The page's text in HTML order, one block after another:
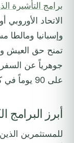
برامج التأشيرة
الاتحاد
وإسبانيا ومالطا
تمنح حق العيش
جوهرياً عن السفر
على 90 يوماً في كل 180 يوماً.
أبرز البرامج
للمستثمرين